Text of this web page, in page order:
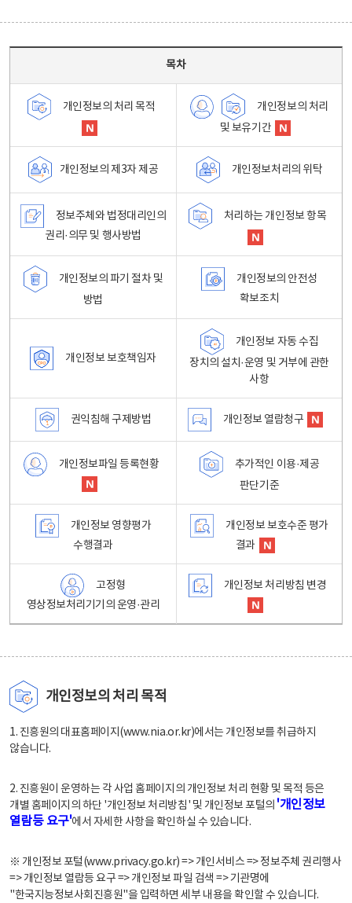
목차
개인정보의 처리 목적
개인정보의 처리
및 보유기간
개인정보의 제3자 제공 개인정보처리의 위탁
정보주체와 법정대리인의
권리·의무 및 행사방법
처리하는 개인정보 항목
개인정보의 파기 절차 및
방법
개인정보의 안전성
확보조치
개인정보 보호책임자
개인정보 자동 수집
장치의 설치·운영 및 거부에 관한
사항
권익침해 구제방법 개인정보 열람청구
개인정보파일 등록현황
추가적인 이용·제공
판단기준
개인정보 영향평가
수행결과
개인정보 보호수준 평가
결과
고정형
영상정보처리기기의 운영·관리
개인정보 처리방침 변경
개인정보의 처리 목적
1. 진흥원의 대표홈페이지(www.nia.or.kr)에서는 개인정보를 취급하지
않습니다.
2. 진흥원이 운영하는 각 사업 홈페이지의 개인정보 처리 현황 및 목적 등은
개별 홈페이지의 하단 '개인정보 처리방침' 및 개인정보 포털의 '개인정보
열람등 요구'에서 자세한 사항을 확인하실 수 있습니다.
※ 개인정보 포털(www.privacy.go.kr) => 개인서비스 => 정보주체 권리행사
=> 개인정보 열람등 요구 => 개인정보 파일 검색 => 기관명에
"한국지능정보사회진흥원"을 입력하면 세부 내용을 확인할 수 있습니다.